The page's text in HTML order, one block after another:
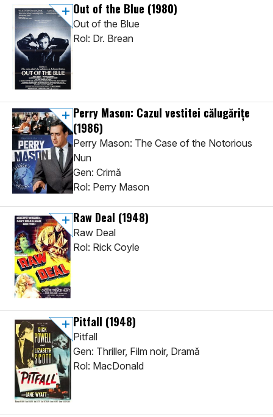
Out of the Blue (1980)
Out of the Blue
Rol: Dr. Brean
Perry Mason: Cazul vestitei călugărițe
(1986)
Perry Mason: The Case of the Notorious
Nun
Gen: Crimă
Rol: Perry Mason
Raw Deal (1948)
Raw Deal
Rol: Rick Coyle
Pitfall (1948)
Pitfall
Gen: Thriller, Film noir, Dramă
Rol: MacDonald